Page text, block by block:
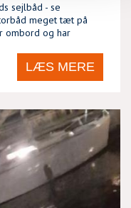
sejlbåd - se
meget tæt på
ombord og har
LÆS MERE